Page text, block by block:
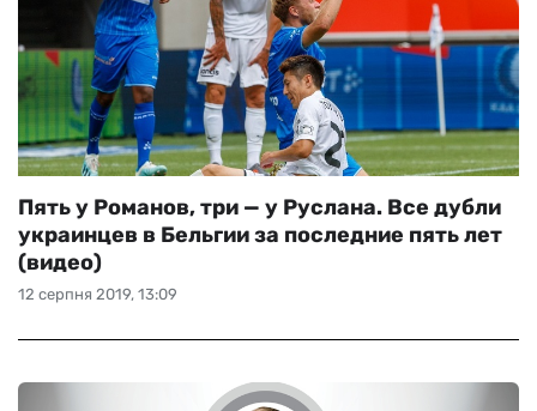
12 серпня 2019, 13:09
Пять у Романов, три — у Руслана. Все дубли
украинцев в Бельгии за последние пять лет
(видео)